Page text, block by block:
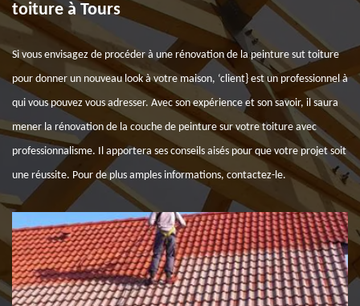
toiture à Tours
Si vous envisagez de procéder à une rénovation de la peinture sut toiture
pour donner un nouveau look à votre maison, ‘client} est un professionnel à
qui vous pouvez vous adresser. Avec son expérience et son savoir, il saura
mener la rénovation de la couche de peinture sur votre toiture avec
professionnalisme. Il apportera ses conseils aisés pour que votre projet soit
une réussite. Pour de plus amples informations, contactez-le.